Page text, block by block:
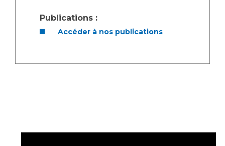
Publications :
Accéder à nos publications